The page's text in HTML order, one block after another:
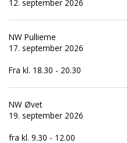
12. september 2026
NW Pullierne
17. september 2026
Fra kl. 18.30 - 20.30
NW Øvet
19. september 2026
fra kl. 9.30 - 12.00